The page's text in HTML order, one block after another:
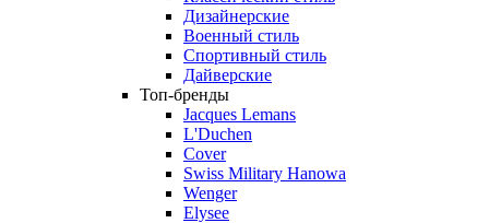
Дизайнерские
Военный стиль
Спортивный стиль
Дайверские
Топ-бренды
Jacques Lemans
L'Duchen
Cover
Swiss Military Hanowa
Wenger
Elysee